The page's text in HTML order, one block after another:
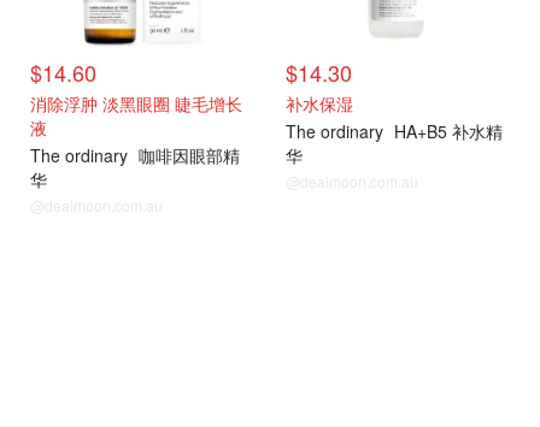
$14.60
消除浮肿 淡黑眼圈 睫毛增长
液
The ordinary 咖啡因眼部精
华
@dealmoon.com.au
$14.30
补水保湿
The ordinary HA+B5 补水精
华
@dealmoon.com.au